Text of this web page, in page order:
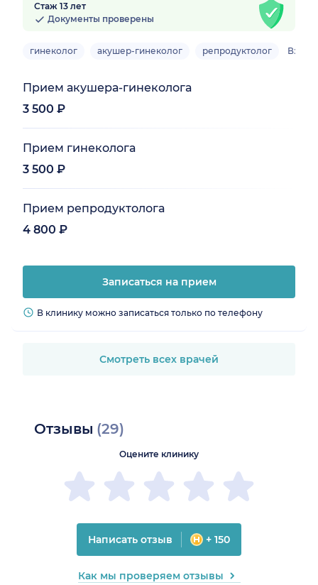
Стаж 13 лет
Документы проверены
гинеколог акушер-гинеколог репродуктолог
Прием акушера-гинеколога
3 500 ₽
Прием гинеколога
3 500 ₽
Прием репродуктолога
4 800 ₽
Записаться на прием
В клинику можно записаться только по телефону
Смотреть всех врачей
Отзывы (29)
Оцените клинику
Написать отзыв + 150
Как мы проверяем отзывы